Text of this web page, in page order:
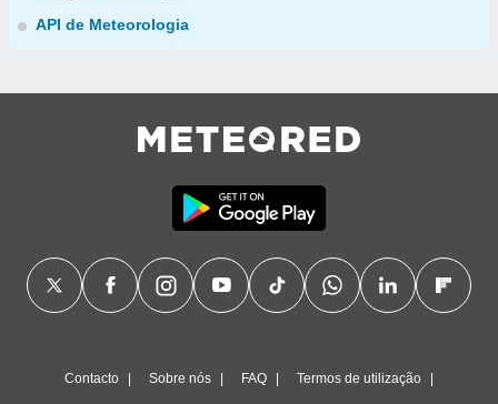
API de Meteorologia
Contacto Sobre nós FAQ Termos de utilização